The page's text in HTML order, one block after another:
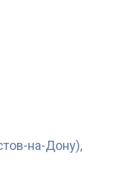
на-Дону),